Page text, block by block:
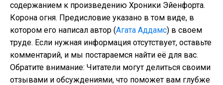
содержанием к произведению Хроники Эйенфорта.
Корона огня. Предисловие указано в том виде, в
котором его написал автор (Агата Аддамс) в своем
труде. Если нужная информация отсутствует, оставьте
комментарий, и мы постараемся найти её для вас.
Обратите внимание: Читатели могут делиться своими
отзывами и обсуждениями, что поможет вам глубже